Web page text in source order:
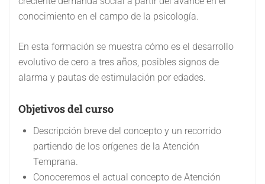
conocimiento en el campo de la psicología.
En esta formación se muestra cómo es el desarrollo
evolutivo de cero a tres años, posibles signos de
alarma y pautas de estimulación por edades.
Objetivos del curso
Descripción breve del concepto y un recorrido
partiendo de los orígenes de la Atención
Temprana.
Conoceremos el actual concepto de Atención